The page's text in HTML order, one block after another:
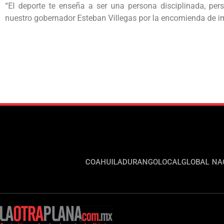
“El deporte te enseña a ser una persona disciplinada,
nuestro gobernador Esteban Villegas por la encomienda de
COAHUILADURANGOLOCALGLOBAL